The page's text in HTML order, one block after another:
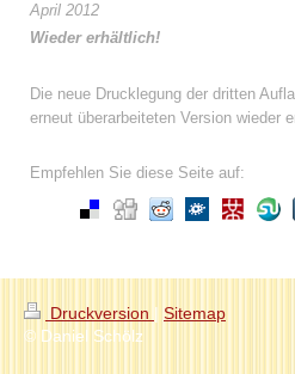
April 2012
Wieder erhältlich!
Die neue Drucklegung der dritten
erneut überarbeiteten Version wieder
Empfehlen Sie diese Seite auf:
Druckversion | Sitemap
© Daniel Schölz